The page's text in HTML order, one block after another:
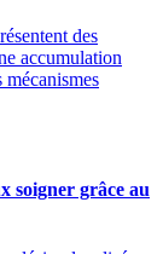
des
accumulation
soigner grâce au